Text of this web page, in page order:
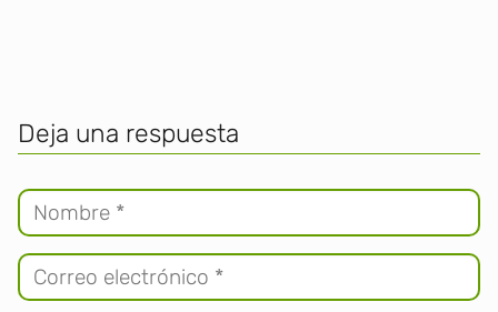
Deja una respuesta